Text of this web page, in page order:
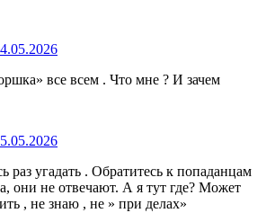
все всем . Что мне ? И зачем
раз угадать . Обратитесь к попаданцам
они не отвечают. А я тут где? Может
, не знаю , не » при делах»